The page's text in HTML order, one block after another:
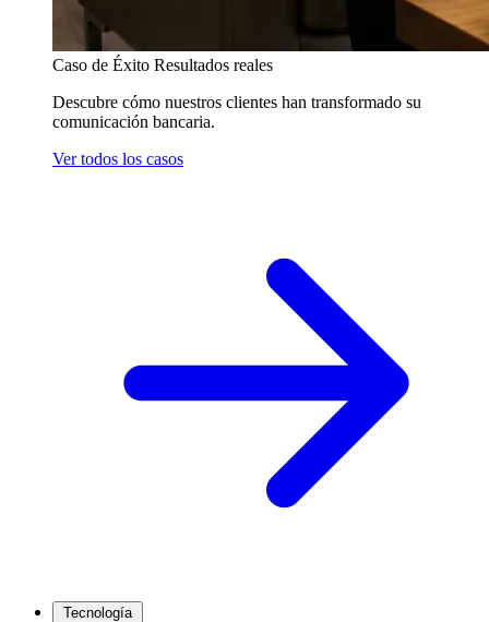
Caso de Éxito Resultados reales
Descubre cómo nuestros clientes han transformado su
comunicación bancaria.
Ver todos los casos
Tecnología